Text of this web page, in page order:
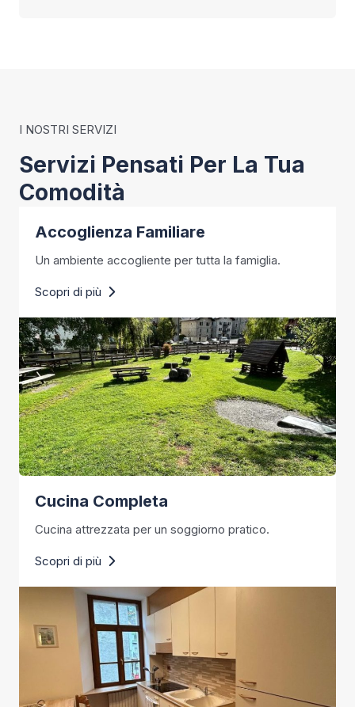
I NOSTRI SERVIZI
Servizi Pensati Per La Tua
Comodità
Accoglienza Familiare
Un ambiente accogliente per tutta la famiglia.
Scopri di più
Cucina Completa
Cucina attrezzata per un soggiorno pratico.
Scopri di più